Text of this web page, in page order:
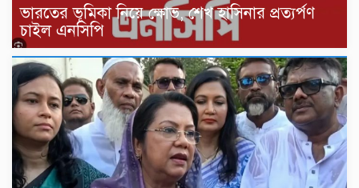
ভারতের ভূমিকা নিয়ে ক্ষোভ, শেখ হাসিনার প্রত্যর্পণ
চাইল এনসিপি